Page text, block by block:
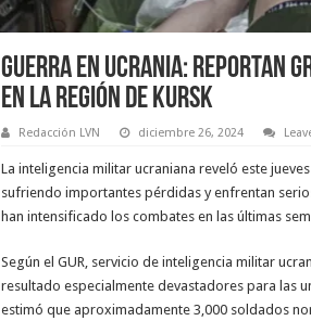
Guerra en Ucrania: Reportan
en la Región de Kursk
Redacción LVN diciembre 26, 2024
La inteligencia militar ucraniana reveló este
sufriendo importantes pérdidas y enfrentan
han intensificado los combates en las últimas
Según el GUR, servicio de inteligencia militar
resultado especialmente devastadores para las
estimó que aproximadamente 3,000 soldados